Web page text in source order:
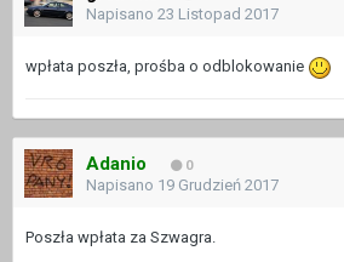
Napisano 23 Listopad 2017
wpłata poszła, prośba o odblokowanie
Adanio 0
Napisano 19 Grudzień 2017
Poszła wpłata za Szwagra.